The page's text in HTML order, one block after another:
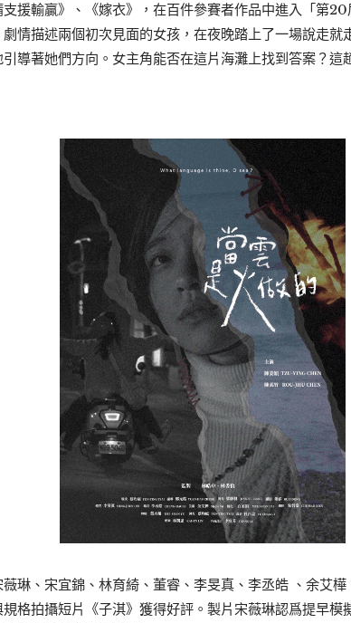
援輸贏》、《嫁衣》，在百件參賽者作品中進入「第
情描述兩個初次見面的女孩，在夜晚踏上了一場說走就
導著她們方向。女主角能否在這片海灘上找到答案？
琳、宋宜錦、林育綺、董睿、李旻真、李丞皓 、余艾
格拍攝短片《子淇》獲得好評。製片宋薇琳認爲提早